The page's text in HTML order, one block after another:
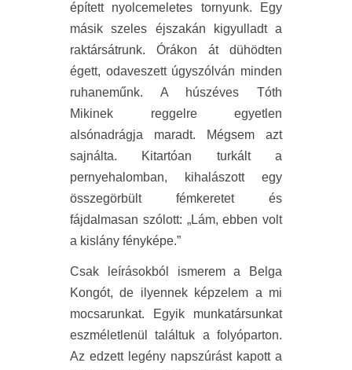
épített nyolcemeletes tornyunk. Egy
másik szeles éjszakán kigyulladt a
raktársátrunk. Órákon át dühödten
égett, odaveszett úgyszólván minden
ruhaneműnk. A húszéves Tóth
Mikinek reggelre egyetlen
alsónadrágja maradt. Mégsem azt
sajnálta. Kitartóan turkált a
pernyehalomban, kihalászott egy
összegörbült fémkeretet és
fájdalmasan szólott: „Lám, ebben volt
a kislány fényképe.”
Csak leírásokból ismerem a Belga
Kongót, de ilyennek képzelem a mi
mocsarunkat. Egyik munkatársunkat
eszméletlenül találtuk a folyóparton.
Az edzett legény napszúrást kapott a